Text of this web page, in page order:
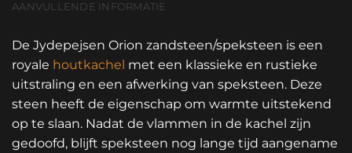
AANVULLENDE INFORMATIE
De Jydepejsen Orion zandsteen/speksteen is een
royale houtkachel met een klassieke en rustieke
uitstraling en een afwerking van speksteen. Deze
steen heeft de eigenschap om warmte uitstekend
op te slaan. Nadat de vlammen in de kachel zijn
gedoofd, blijft speksteen nog lange tijd aangename